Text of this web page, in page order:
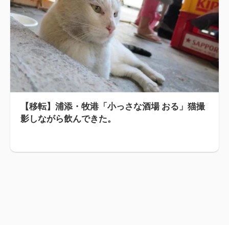
【移転】浦添・牧港「小っさな酒場 おる」猫撮
影しながら飲んできた。